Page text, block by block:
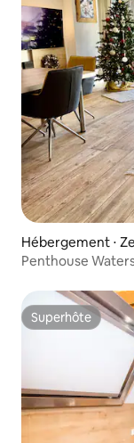
Hébergement ⋅
Penthouse
Superhôte
Superhôte